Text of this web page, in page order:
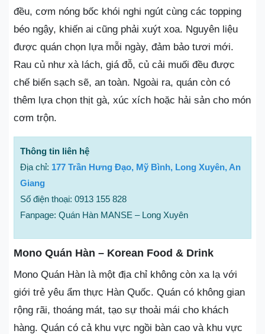
đều, cơm nóng bốc khói nghi ngút cùng các topping
béo ngậy, khiến ai cũng phải xuýt xoa. Nguyên liệu
được quán chọn lựa mỗi ngày, đảm bảo tươi mới.
Rau củ như xà lách, giá đỗ, củ cải muối đều được
chế biến sạch sẽ, an toàn. Ngoài ra, quán còn có
thêm lựa chọn thịt gà, xúc xích hoặc hải sản cho món
cơm trộn.
Thông tin liên hệ
Địa chỉ: 177 Trần Hưng Đạo, Mỹ Bình, Long Xuyên, An
Giang
Số điện thoại: 0913 155 828
Fanpage: Quán Hàn MANSE – Long Xuyên
Mono Quán Hàn – Korean Food & Drink
Mono Quán Hàn là một địa chỉ không còn xa lạ với
giới trẻ yêu ẩm thực Hàn Quốc. Quán có không gian
rộng rãi, thoáng mát, tạo sự thoải mái cho khách
hàng. Quán có cả khu vực ngồi bàn cao và khu vực